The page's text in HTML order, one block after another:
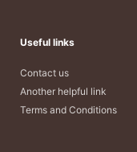
Useful links
Contact us
Another helpful link
Terms and Conditions